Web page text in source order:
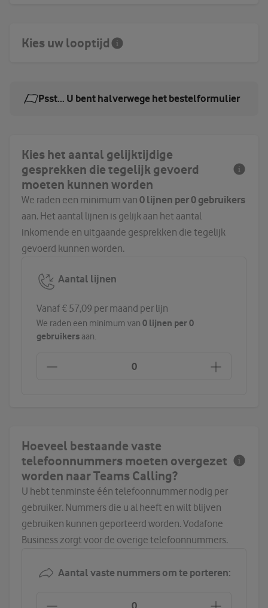
Kies uw looptijd
Psst... U bent halverwege het bestelformulier
Kies het aantal gelijktijdige
gesprekken die tegelijk gevoerd
moeten kunnen worden
We raden een minimum van 0 lijnen per 0 gebruikers
aan. Het aantal lijnen is gelijk aan het aantal
inkomende en uitgaande gesprekken die tegelijk
gevoerd kunnen worden.
Aantal lijnen
Vanaf € 57,09 per maand per lijn
We raden een minimum van 0 lijnen per 0
gebruikers aan.
Hoeveel bestaande vaste
telefoonnummers moeten overgezet
worden naar Teams Calling?
U hebt tenminste één telefoonnummer nodig per
gebruiker. Nummers die u al heeft en wilt blijven
gebruiken kunnen geporteerd worden. Vodafone
Business zorgt voor de overige telefoonnummers.
Aantal vaste nummers om te porteren: